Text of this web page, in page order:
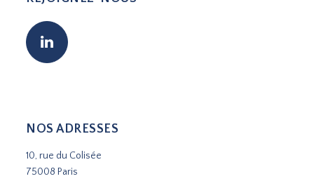
NOS ADRESSES
10, rue du Colisée
75008 Paris